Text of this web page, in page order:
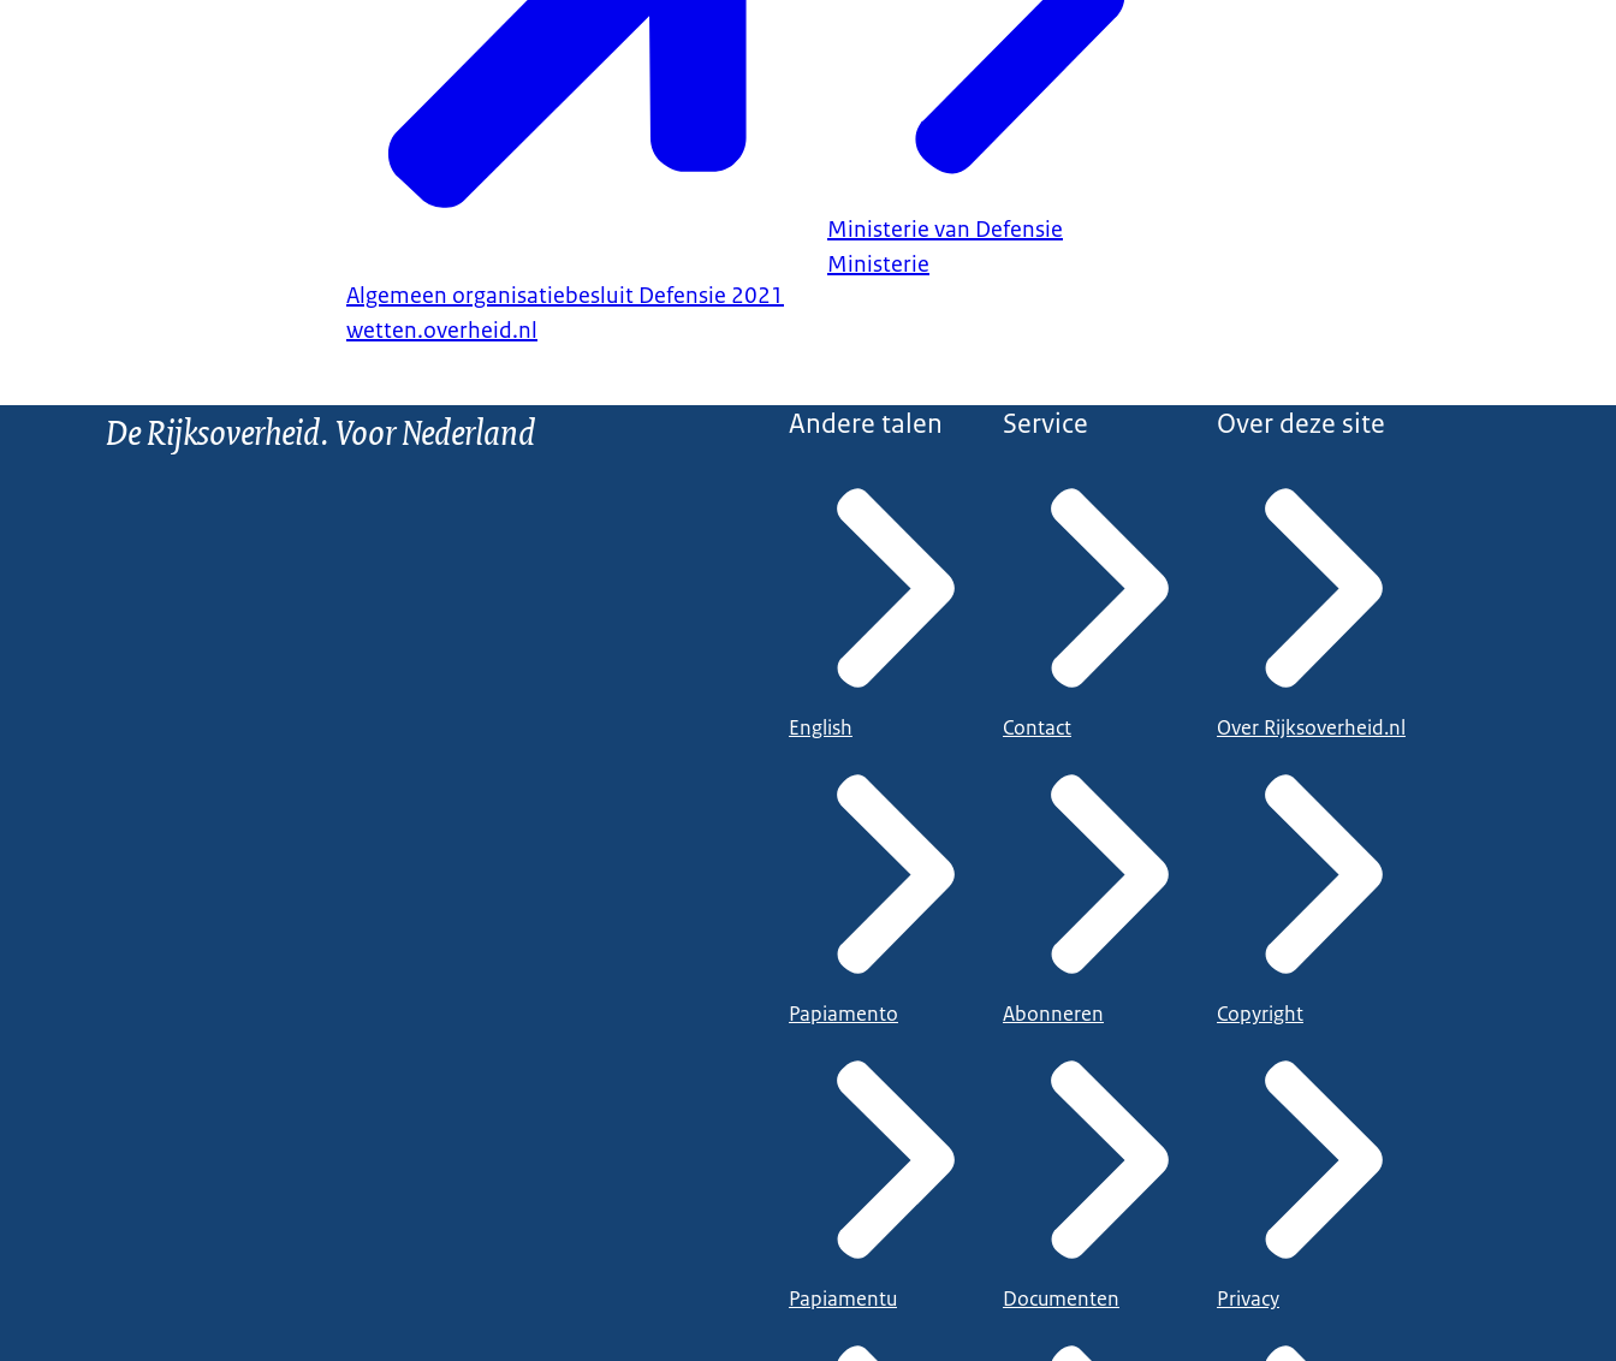
Algemeen organisatiebesluit Defensie 2021
wetten.overheid.nl
Ministerie van Defensie
Ministerie
De Rijksoverheid. Voor Nederland Andere talen
English
Papiamento
Papiamentu
Service
Contact
Abonneren
Documenten
Over deze site
Over Rijksoverheid.nl
Copyright
Privacy